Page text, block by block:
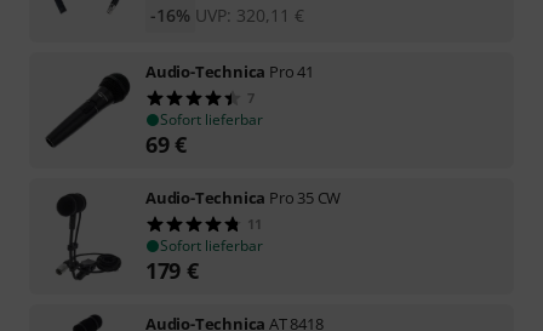
UVP: 320,11 €
-16%
Audio-Technica Pro 41
7
Sofort lieferbar
69€
Audio-Technica Pro 35 CW
11
Sofort lieferbar
179 €
Audio-Technica AT 8418